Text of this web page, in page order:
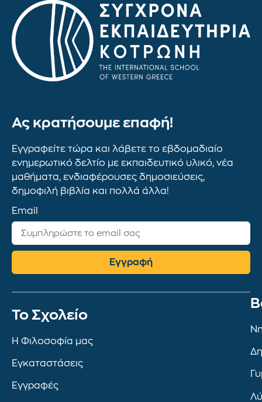
Ας κρατήσουμε επαφή!
Εγγραφείτε τώρα και λάβετε το εβδομαδιαίο
ενημερωτικό δελτίο με εκπαιδευτικό υλικό, νέα
μαθήματα, ενδιαφέρουσες δημοσιεύσεις,
δημοφιλή βιβλία και πολλά άλλα!
Email
Εγγραφή
To Σχολείο
Η Φιλοσοφία μας
Εγκαταστάσεις
Εγγραφές